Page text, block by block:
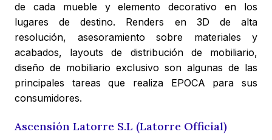
de cada mueble y elemento decorativo en los
lugares de destino. Renders en 3D de alta
resolución, asesoramiento sobre materiales y
acabados, layouts de distribución de mobiliario,
diseño de mobiliario exclusivo son algunas de las
principales tareas que realiza EPOCA para sus
consumidores.
Ascensión Latorre S.L (Latorre Official)